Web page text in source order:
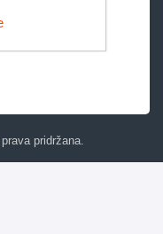
pridržana.